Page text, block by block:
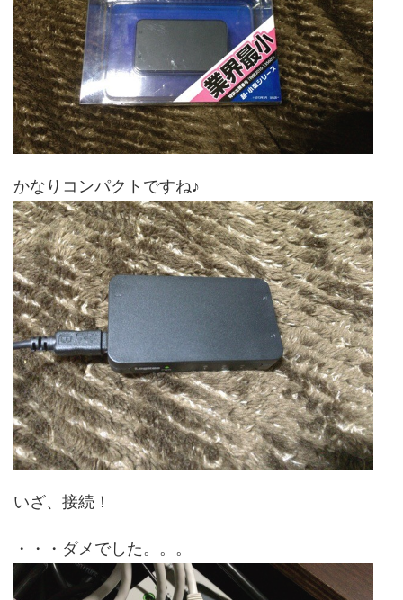
かなりコンパクトですね♪
いざ、接続！
・・・ダメでした。。。